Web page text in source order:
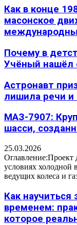
Как в конце
масонское
Почему в
Учёный нашёл
Астронавт
лишила речи и
МАЗ-7907:
шасси,
25.03.2026
Оглавление:Проект
условиях
ведущих колеса и
Как научиться
временем:
которое